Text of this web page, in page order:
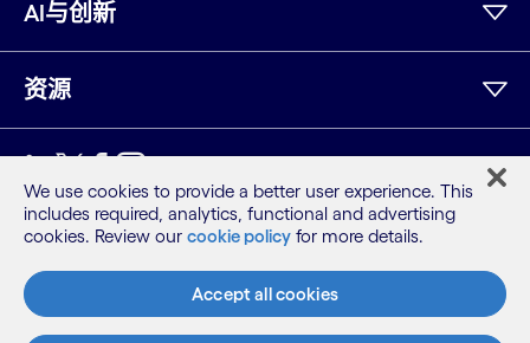
AI与创新
资源
领英Twitter
Facebook
Instagram
YouTube
网站地图
条款
隐私保密声明
Cookie 声明
We use cookies to provide a better user experience. This
includes required, analytics, functional and advertising
cookies. Review our cookie policy for more details.
Accept all cookies